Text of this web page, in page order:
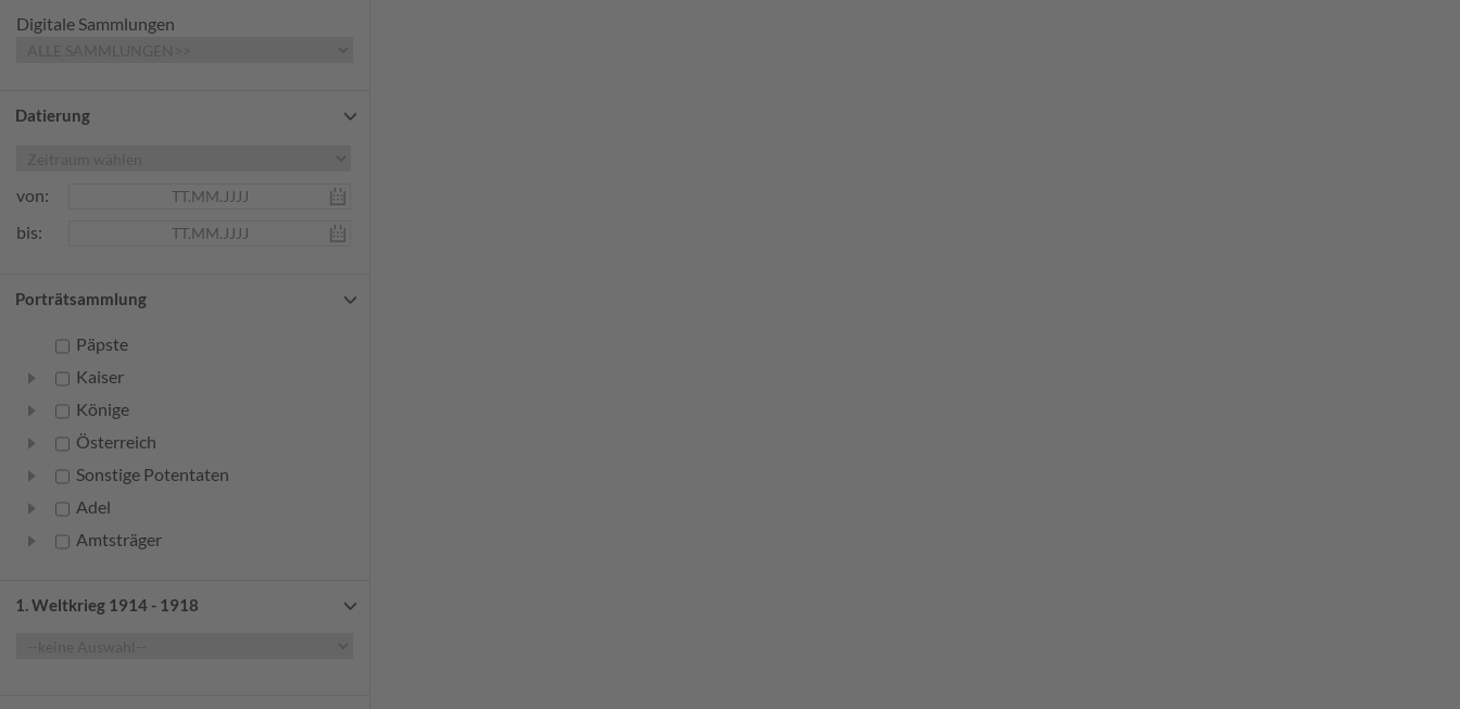
Digitale Sammlungen
Datierung
von:
bis:
Porträtsammlung
Päpste
Kaiser
Könige
Österreich
Sonstige Potentaten
Adel
Amtsträger
Frauen
Geistliche
1. Weltkrieg 1914 - 1918